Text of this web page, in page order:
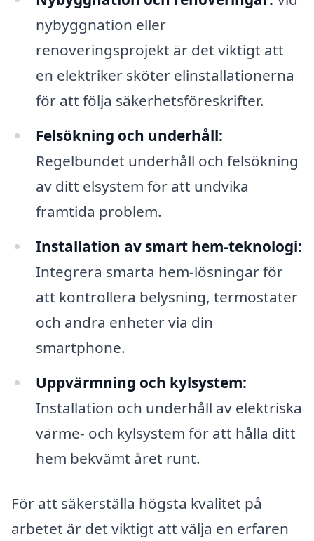
nybyggnation eller
renoveringsprojekt är det viktigt att
en elektriker sköter elinstallationerna
för att följa säkerhetsföreskrifter.
Felsökning och underhåll:
Regelbundet underhåll och felsökning
av ditt elsystem för att undvika
framtida problem.
Installation av smart hem-teknologi:
Integrera smarta hem-lösningar för
att kontrollera belysning, termostater
och andra enheter via din
smartphone.
Uppvärmning och kylsystem:
Installation och underhåll av elektriska
värme- och kylsystem för att hålla ditt
hem bekvämt året runt.
För att säkerställa högsta kvalitet på
arbetet är det viktigt att välja en erfaren